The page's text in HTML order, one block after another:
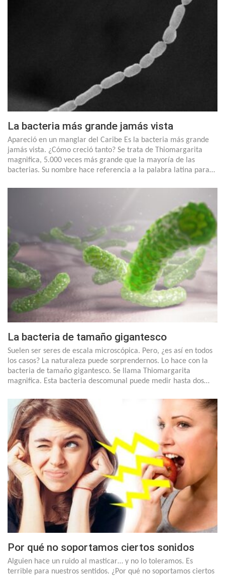
La bacteria más grande jamás vista
Apareció en un manglar del Caribe Es la bacteria más grande
jamás vista. ¿Cómo creció tanto? Se trata de Thiomargarita
magnifica, 5.000 veces más grande que la mayoría de las
bacterias. Su nombre hace referencia a la palabra latina para…
La bacteria de tamaño gigantesco
Suelen ser seres de escala microscópica. Pero, ¿es así en todos
los casos? La naturaleza puede sorprendernos. Lo hace con la
bacteria de tamaño gigantesco. Se llama Thiomargarita
magnifica. Esta bacteria descomunal puede medir hasta dos…
Por qué no soportamos ciertos sonidos
Alguien hace un ruido al masticar… y no lo toleramos. Es
terrible para nuestros sentidos. ¿Por qué no soportamos ciertos